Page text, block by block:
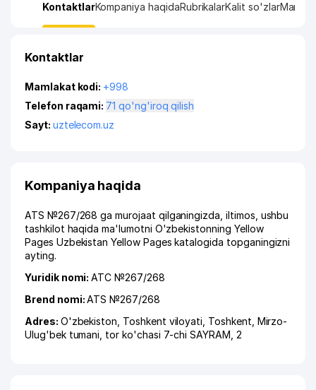
KontaktlarKompaniya haqidaRubrikalarKalit so'zlarManzil
Kontaktlar
Mamlakat kodi: +998
Telefon raqami:
71 qo'ng'iroq qilish
Sayt: uztelecom.uz
Kompaniya haqida
ATS №267/268 ga murojaat qilganingizda, iltimos, ushbu
tashkilot haqida ma'lumotni O'zbekistonning Yellow
Pages Uzbekistan Yellow Pages katalogida topganingizni
ayting.
Yuridik nomi:АТС №267/268
Brend nomi:ATS №267/268
Adres: O'zbekiston, Toshkent viloyati Toshkent Mirzo-
Ulug'bek tumani tor ko'chasi 7-chi SAYRAM , 2